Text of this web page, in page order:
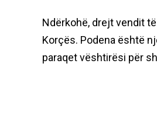
Ndërkohë, drejt vendit
Korçës. Podena është
paraqet vështirësi për